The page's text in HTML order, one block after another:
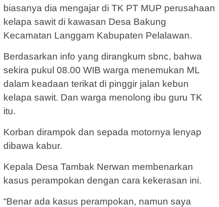
biasanya dia mengajar di TK PT MUP perusahaan
kelapa sawit di kawasan Desa Bakung
Kecamatan Langgam Kabupaten Pelalawan.
Berdasarkan info yang dirangkum sbnc, bahwa
sekira pukul 08.00 WIB warga menemukan ML
dalam keadaan terikat di pinggir jalan kebun
kelapa sawit. Dan warga menolong ibu guru TK
itu.
Korban dirampok dan sepada motornya lenyap
dibawa kabur.
Kepala Desa Tambak Nerwan membenarkan
kasus perampokan dengan cara kekerasan ini.
“Benar ada kasus perampokan, namun saya